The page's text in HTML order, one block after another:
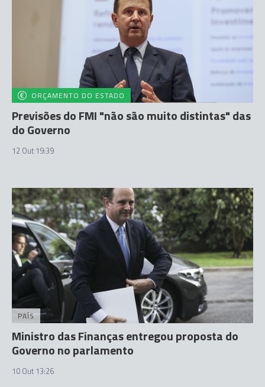
ORÇAMENTO DO ESTADO
Previsões do FMI "não são muito distintas" das
do Governo
12 Out 19:39
PAÍS
Ministro das Finanças entregou proposta do
Governo no parlamento
10 Out 13:26